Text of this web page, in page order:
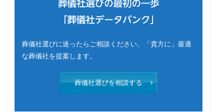
葬儀社選びの最初の一歩
「葬儀社データバンク」
葬儀社選びに迷ったらご相談ください。「貴方に」最適
な葬儀社を提案します。
葬儀社選びを相談する